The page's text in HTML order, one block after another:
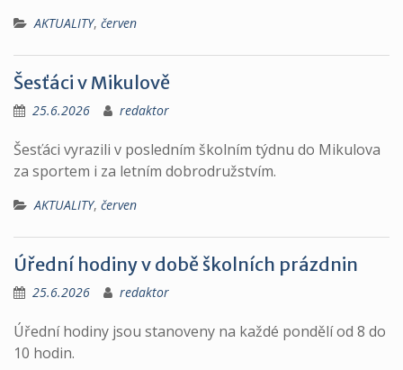
AKTUALITY, červen
Šesťáci v Mikulově
25.6.2026 redaktor
Šesťáci vyrazili v posledním školním týdnu do Mikulova
za sportem i za letním dobrodružstvím.
AKTUALITY, červen
Úřední hodiny v době školních prázdnin
25.6.2026 redaktor
Úřední hodiny jsou stanoveny na každé pondělí od 8 do
10 hodin.